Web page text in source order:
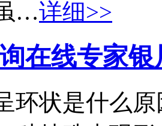
…详细>>
在线专家银
环状是什么